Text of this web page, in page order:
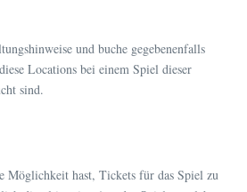
und buche gegebenenfalls
Locations bei einem Spiel dieser
sind.
Möglichkeit hast, Tickets für das Spiel zu